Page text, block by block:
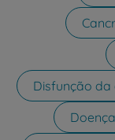
Disfunção